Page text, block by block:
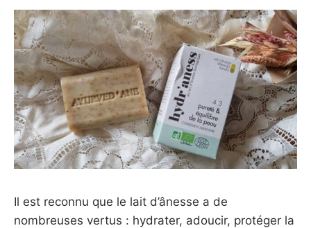
Il est reconnu que le lait d’ânesse a de
nombreuses vertus : hydrater, adoucir, protéger la